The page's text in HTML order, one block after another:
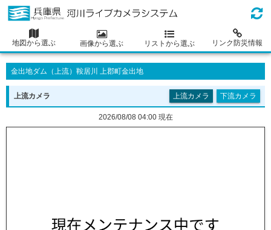
地図から選ぶ 画像から選ぶ リストから選ぶ リンク防災情報
金出地ダム（上流）鞍居川 上郡町金出地
上流カメラ 上流カメラ 下流カメラ
2026/08/08 04:00 現在